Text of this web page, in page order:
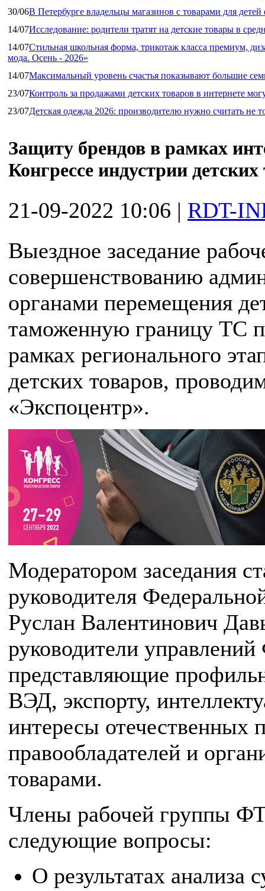
30/06В Петербурге владельцы магазинов с товарами для
14/07Исследование: родители тратят на детские товары в
14/07Стильная школьная форма, трикотаж класса премиум,
мода. Осень - 2026»
14/07Максимальный уровень счастья показывают большие
23/07Контроль за продажами детских товаров в интернете
23/07Детская одежда 2026: производителю нужно считать не
Защиту брендов в рамках
Конгрессе индустрии детских
21-09-2022 10:06 | RDT-
Выездное заседание
совершенствованию
органами перемещения
таможенную границу ТС
рамках регионального
детских товаров,
«Экспоцентр».
Модератором заседания
руководителя
Руслан Валентинович
руководители
представляющие
ВЭД, экспорту,
интересы отечественных
правообладателей и
товарами.
Члены рабочей группы
следующие вопросы:
О результатах анализа